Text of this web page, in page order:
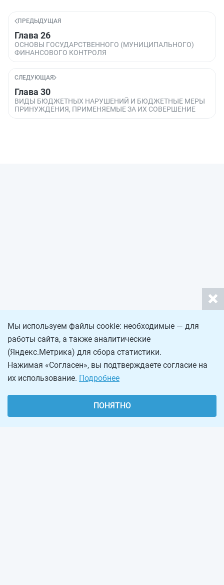
ПРЕДЫДУЩАЯ
Глава 26
ОСНОВЫ ГОСУДАРСТВЕННОГО (МУНИЦИПАЛЬНОГО)
ФИНАНСОВОГО КОНТРОЛЯ
СЛЕДУЮЩАЯ
Глава 30
ВИДЫ БЮДЖЕТНЫХ НАРУШЕНИЙ И БЮДЖЕТНЫЕ МЕРЫ
ПРИНУЖДЕНИЯ, ПРИМЕНЯЕМЫЕ ЗА ИХ СОВЕРШЕНИЕ
Мы используем файлы cookie: необходимые — для
работы сайта, а также аналитические
(Яндекс.Метрика) для сбора статистики.
Нажимая «Согласен», вы подтверждаете согласие на
их использование. Подробнее
ПОНЯТНО